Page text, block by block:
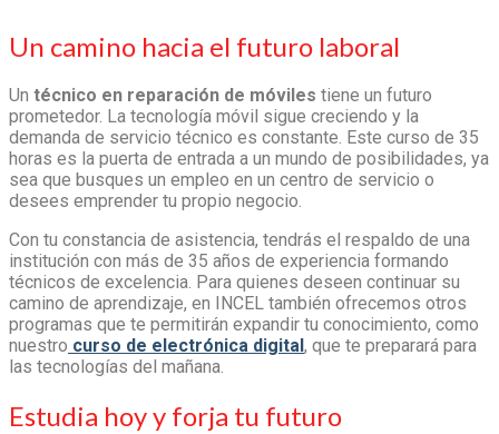
Un camino hacia el futuro laboral
Un técnico en reparación de móviles tiene un futuro
prometedor. La tecnología móvil sigue creciendo y la
demanda de servicio técnico es constante. Este curso de 35
horas es la puerta de entrada a un mundo de posibilidades, ya
sea que busques un empleo en un centro de servicio o
desees emprender tu propio negocio.
Con tu constancia de asistencia, tendrás el respaldo de una
institución con más de 35 años de experiencia formando
técnicos de excelencia. Para quienes deseen continuar su
camino de aprendizaje, en INCEL también ofrecemos otros
programas que te permitirán expandir tu conocimiento, como
nuestro curso de electrónica digital , que te preparará para
las tecnologías del mañana.
Estudia hoy y forja tu futuro